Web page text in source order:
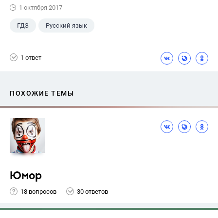
1 октября 2017
ГДЗ Русский язык
1 ответ
ПОХОЖИЕ ТЕМЫ
Юмор
18 вопросов 30 ответов